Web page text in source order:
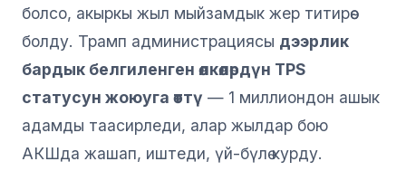
болсо, акыркы жыл мыйзамдык жер титирөө
болду. Трамп администрациясы дээрлик
бардык белгиленген өлкөлөрдүн TPS
статусун жоюуга өттү — 1 миллиондон ашык
адамды таасирледи, алар жылдар бою
АКШда жашап, иштеди, үй-бүлө курду.